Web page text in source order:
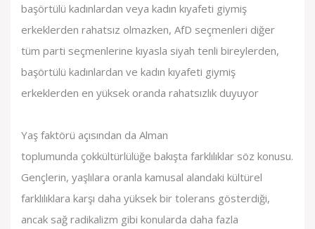
başörtülü kadınlardan veya kadın kıyafeti giymiş
erkeklerden rahatsız olmazken, AfD seçmenleri diğer
tüm parti seçmenlerine kıyasla siyah tenli bireylerden,
başörtülü kadınlardan ve kadın kıyafeti giymiş
erkeklerden en yüksek oranda rahatsızlık duyuyor
Yaş faktörü açısından da Alman
toplumunda çokkültürlülüğe bakışta farklılıklar söz konusu.
Gençlerin, yaşlılara oranla kamusal alandaki kültürel
farklılıklara karşı daha yüksek bir tolerans gösterdiği,
ancak sağ radikalizm gibi konularda daha fazla